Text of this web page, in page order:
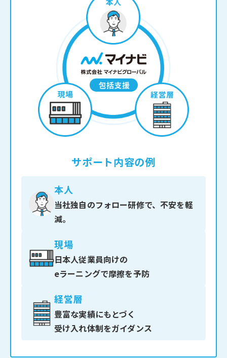
サポート内容の例
本人
当社独自のフォロー研修で、不安を軽
減。
現場
日本人従業員向けの
eラーニングで摩擦を予防
経営層
豊富な実績にもとづく
受け入れ体制をガイダンス